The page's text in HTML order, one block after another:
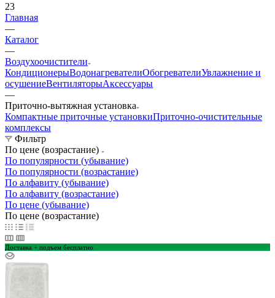
23
Главная
—
Каталог
—
Воздухоочистители
КондиционерыВодонагревателиОбогревателиУвлажнение и
осушениеВентиляторыАксессуары
—
Приточно-вытяжная установка
Компактные приточные установкиПриточно-очистительные
комплексы
Фильтр
По цене (возрастание)
По популярности (убывание)
По популярности (возрастание)
По алфавиту (убывание)
По алфавиту (возрастание)
По цене (убывание)
По цене (возрастание)
Доставка + подъем бесплатно